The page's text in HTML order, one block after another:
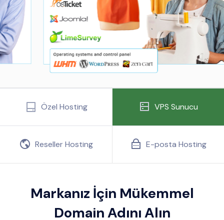
Özel Hosting VPS Sunucu
Reseller Hosting E-posta Hosting
Markanız İçin Mükemmel
Domain Adını Alın